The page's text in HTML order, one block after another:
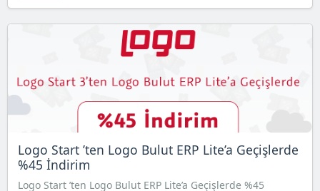
Logo Start ’ten Logo Bulut ERP Lite’a Geçişlerde
%45 İndirim
Logo Start ’ten Logo Bulut ERP Lite’a Geçişlerde %45